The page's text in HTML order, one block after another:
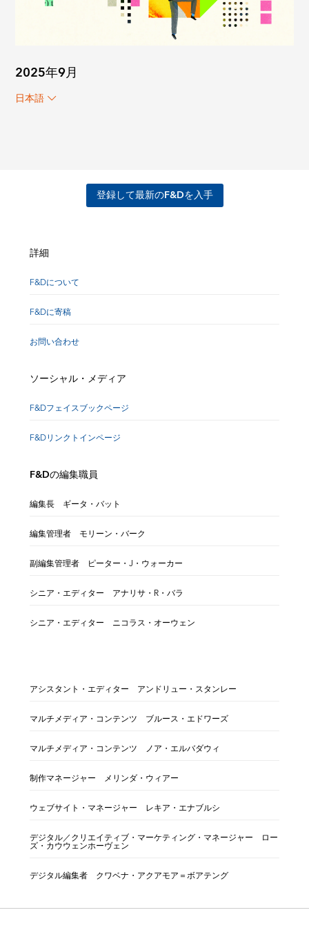
2025年9月
日本語
登録して最新のF&Dを入手
詳細
F&Dについて
F&Dに寄稿
お問い合わせ
ソーシャル・メディア
F&Dフェイスブックページ
F&Dリンクトインページ
F&Dの編集職員
編集長 ギータ・バット
編集管理者 モリーン・バーク
副編集管理者 ピーター・J・ウォーカー
シニア・エディター アナリサ・R・バラ
シニア・エディター ニコラス・オーウェン
アシスタント・エディター アンドリュー・スタンレー
マルチメディア・コンテンツ ブルース・エドワーズ
マルチメディア・コンテンツ ノア・エルバダウィ
制作マネージャー メリンダ・ウィアー
ウェブサイト・マネージャー レキア・エナブルシ
デジタル／クリエイティブ・マーケティング・マネージャー ロー
ズ・カウウェンホーヴェン
デジタル編集者 クワベナ・アクアモア＝ボアテング